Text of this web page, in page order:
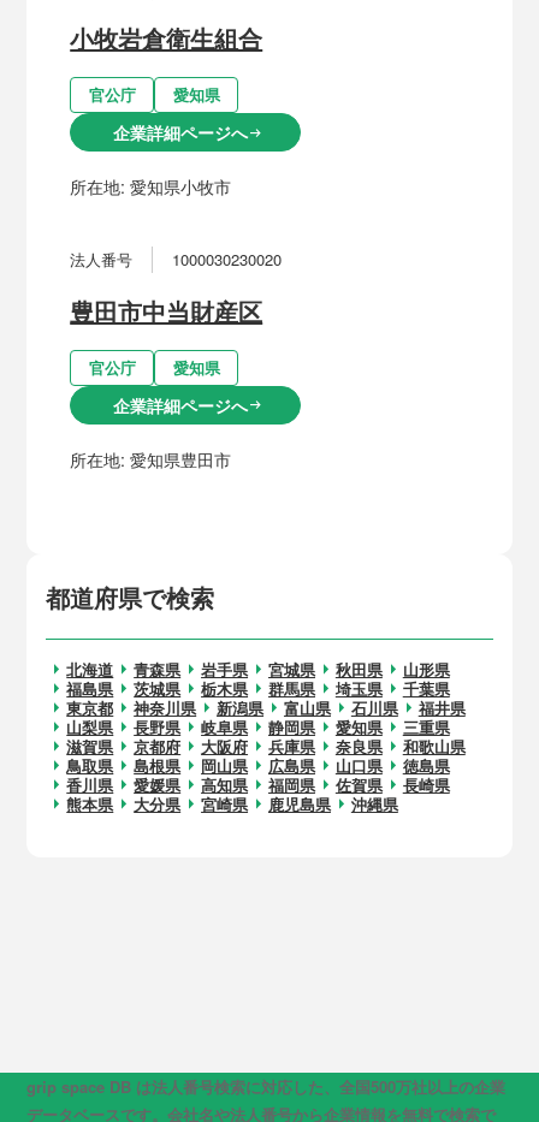
都道府県で検索
北海道 青森県 岩手県 宮城県 秋田県
山形県
福島県
茨城県 栃木県 群馬県 埼玉県
千葉県
東京都
神奈川県 新潟県 富山県 石川県
福井県
山梨県
長野県 岐阜県 静岡県 愛知県
三重県
滋賀県
京都府 大阪府 兵庫県 奈良県
和歌山県
鳥取県
島根県 岡山県 広島県 山口県
徳島県
香川県
愛媛県 高知県 福岡県 佐賀県
長崎県
熊本県
大分県 宮崎県 鹿児島県 沖縄県
小牧岩倉衛生組合
官公庁 愛知県
企業詳細ページへarrow_right_alt
所在地:愛知県小牧市
法人番号 1000030230020
豊田市中当財産区
官公庁 愛知県
企業詳細ページへarrow_right_alt
所在地:愛知県豊田市
grip space DB は法人番号検索に対応した、全国500万社以上の企業
データベースです。会社名や法人番号から企業情報を無料で検索で